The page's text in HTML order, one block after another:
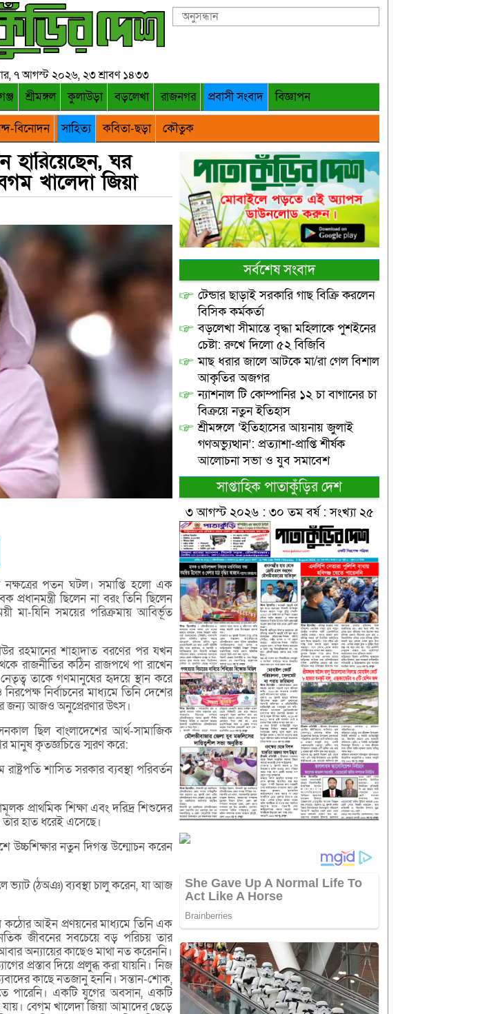
৭ আগস্ট ২০২৬, ২৩ শ্রাবণ ১৪৩৩
শ্রীমঙ্গল কুলাউড়া বড়লেখা রাজনগর প্রবাসী সংবাদ
বিজ্ঞাপন
বিনোদন সাহিত্য কবিতা-ছড়া কৌতুক
হারিয়েছেন, ঘর
খালেদা জিয়া
নক্ষত্রের পতন ঘটল। সমাপ্তি হলো এক
ছিলেন না বরং তিনি ছিলেন
মা-যিনি সময়ের পরিক্রমায় আবির্ভূত
রহমানের শাহাদাত বরণের পর যখন
রাজনীতির কঠিন রাজপথে পা রাখেন
তাকে গণমানুষের হৃদয়ে স্থান করে
নির্বাচনের মাধ্যমে তিনি দেশের
জন্য আজও অনুপ্রেরণার উৎস।
ছিল বাংলাদেশের আর্থ-সামাজিক
মানুষ কৃতজ্ঞচিত্তে স্মরণ করে:
শাসিত সরকার ব্যবস্থা পরিবর্তন
প্রাথমিক শিক্ষা এবং দরিদ্র শিশুদের
তার হাত ধরেই এসেছে।
উচ্চশিক্ষার নতুন দিগন্ত উন্মোচন করেন
ভ্যাট (ঠঅঞ) ব্যবস্থা চালু করেন, যা আজ
কঠোর আইন প্রণয়নের মাধ্যমে তিনি এক
জীবনের সবচেয়ে বড় পরিচয় তার
অন্যায়ের কাছেও মাথা নত করেননি।
প্রস্তাব দিয়ে প্রলুব্ধ করা যায়নি। নিজ
কাছে নতজানু হননি। সন্তান-শোক,
পারেনি। একটি যুগের অবসান, একটি
যায়। বেগম খালেদা জিয়া আমাদের ছেড়ে
সর্বশেষ সংবাদ
টেন্ডার ছাড়াই সরকারি গাছ বিক্রি করলেন
বিসিক কর্মকর্তা
বড়লেখা সীমান্তে বৃদ্ধা মহিলাকে পুশইনের
চেষ্টা: রুখে দিলো ৫২ বিজিবি
মাছ ধরার জালে আটকে মা/রা গেল বিশাল
আকৃতির অজগর
ন্যাশনাল টি কোম্পানির ১২ চা বাগানের চা
বিক্রয়ে নতুন ইতিহাস
শ্রীমঙ্গলে ‘ইতিহাসের আয়নায় জুলাই
গণঅভ্যুত্থান’: প্রত্যাশা-প্রাপ্তি শীর্ষক
আলোচনা সভা ও যুব সমাবেশ
সাপ্তাহিক পাতাকুঁড়ির দেশ
৩ আগস্ট ২০২৬ : ৩০ তম বর্ষ : সংখ্যা ২৫